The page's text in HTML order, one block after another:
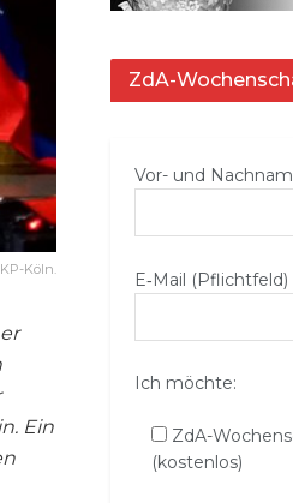
Köln.
Ein
ZdA-
Vor- und
E‑Mail (Pflichtfeld)
Ich möchte:
ZdA-
(kostenlos)